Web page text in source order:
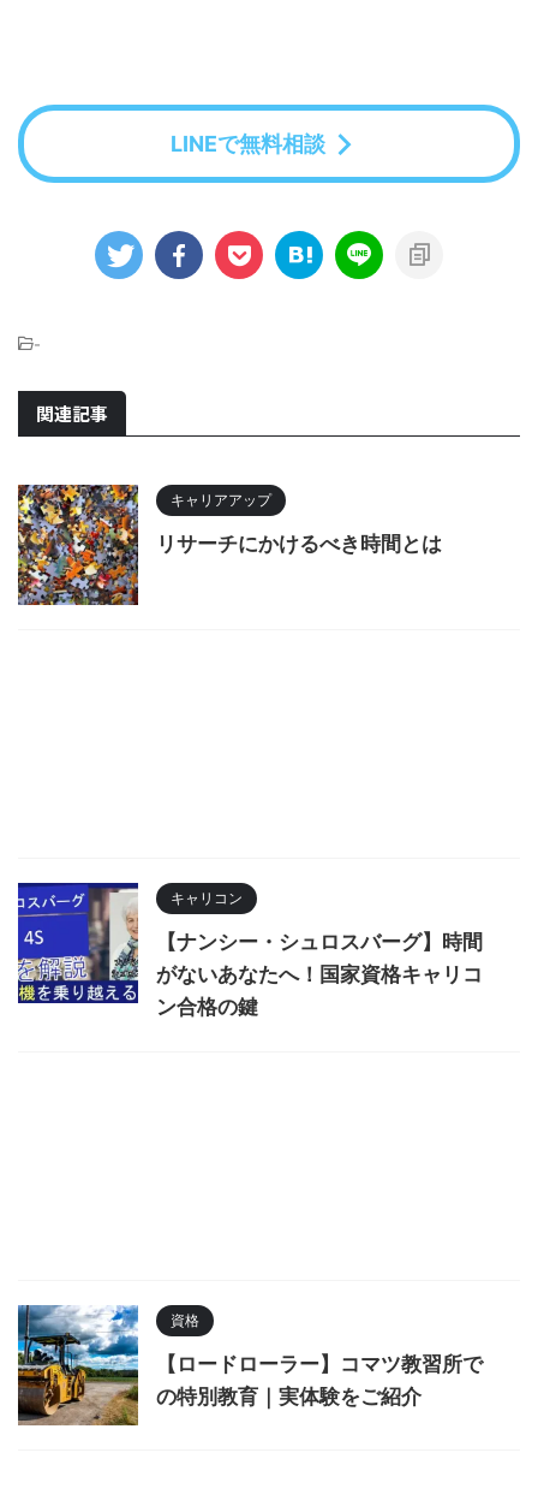
LINEで無料相談
-
関連記事
キャリアアップ
リサーチにかけるべき時間とは
キャリコン
【ナンシー・シュロスバーグ】時間
がないあなたへ！国家資格キャリコ
ン合格の鍵
資格
【ロードローラー】コマツ教習所で
の特別教育｜実体験をご紹介